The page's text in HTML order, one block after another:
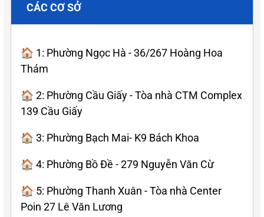
CÁC CƠ SỞ
🏠 1: Phường Ngọc Hà - 36/267 Hoàng Hoa
Thám
🏠 2: Phường Cầu Giấy - Tòa nhà CTM Complex
139 Cầu Giấy
🏠 3: Phường Bạch Mai- K9 Bách Khoa
🏠 4: Phường Bồ Đề - 279 Nguyễn Văn Cừ
🏠 5: Phường Thanh Xuân - Tòa nhà Center
Poin 27 Lê Văn Lương